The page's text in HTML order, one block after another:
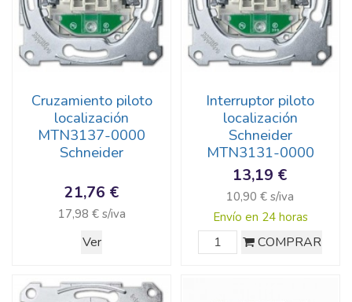
Cruzamiento piloto
localización
MTN3137-0000
Schneider
21,76 €
17,98 € s/iva
Ver
Interruptor piloto
localización
Schneider
MTN3131-0000
13,19 €
10,90 € s/iva
Envío en 24 horas
COMPRAR